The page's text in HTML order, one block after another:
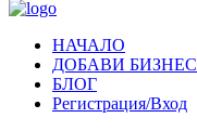
НАЧАЛО
ДОБАВИ БИЗНЕС
БЛОГ
Регистрация/Вход